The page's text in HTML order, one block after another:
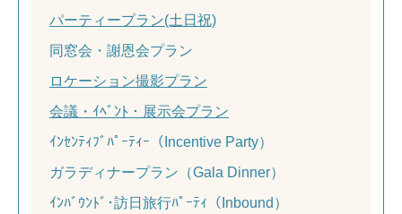
パーティープラン(土日祝)
同窓会・謝恩会プラン
ロケーション撮影プラン
会議・ｲﾍﾞﾝﾄ・展示会プラン
ｲﾝｾﾝﾃｨﾌﾞﾊﾟｰﾃｨｰ（Incentive Party）
ガラディナープラン（Gala Dinner）
ｲﾝﾊﾞｳﾝﾄﾞ･訪日旅行ﾊﾟｰﾃｨ（Inbound）